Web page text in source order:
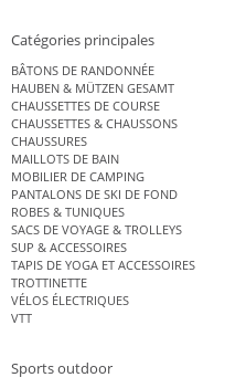
Catégories principales
BÂTONS DE RANDONNÉE
HAUBEN & MÜTZEN GESAMT
CHAUSSETTES DE COURSE
CHAUSSETTES & CHAUSSONS
CHAUSSURES
MAILLOTS DE BAIN
MOBILIER DE CAMPING
PANTALONS DE SKI DE FOND
ROBES & TUNIQUES
SACS DE VOYAGE & TROLLEYS
SUP & ACCESSOIRES
TAPIS DE YOGA ET ACCESSOIRES
TROTTINETTE
VÉLOS ÉLECTRIQUES
VTT
Sports outdoor